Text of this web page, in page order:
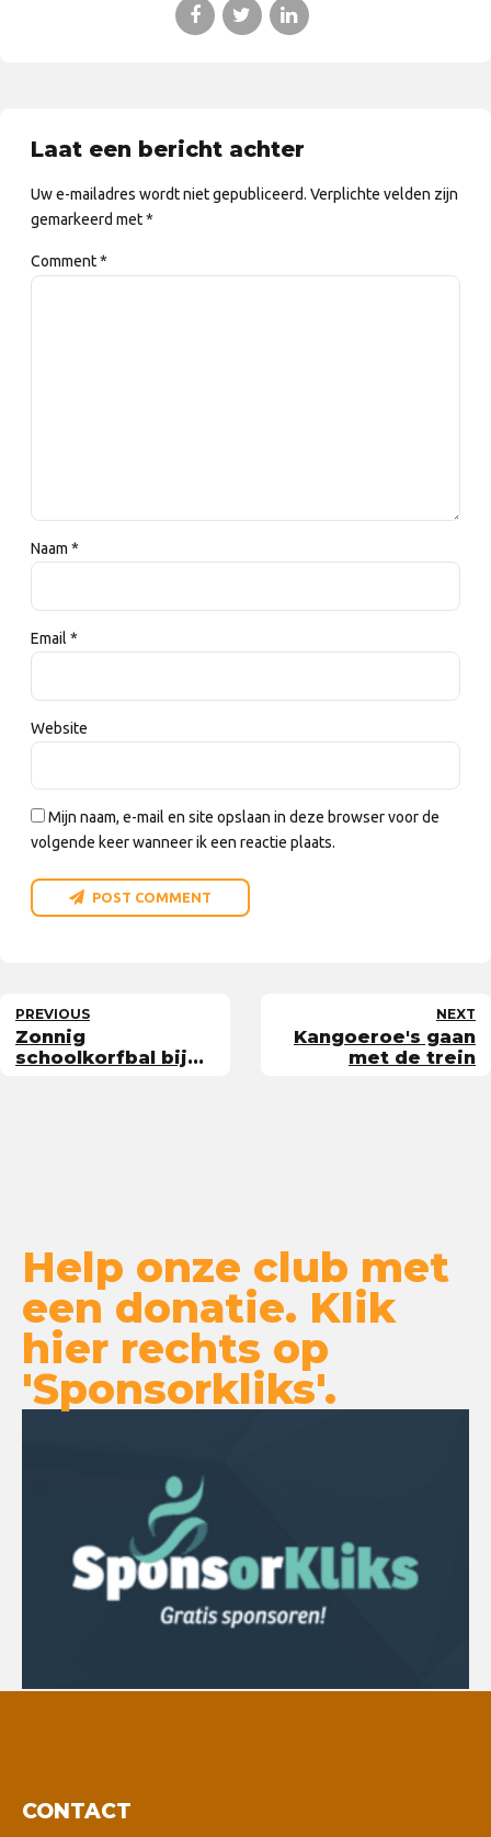
Laat een bericht achter
Uw e-mailadres wordt niet gepubliceerd. Verplichte velden zijn
gemarkeerd met *
Comment*
Naam *
Email *
Website
Mijn naam, e-mail en site opslaan in deze browser voor de
volgende keer wanneer ik een reactie plaats.
POST COMMENT
PREVIOUS
Zonnig
schoolkorfbal bij
NEXT
Kangoeroe's gaan
met de trein
Help onze club met
een donatie. Klik
hier rechts op
'Sponsorkliks'.
CONTACT